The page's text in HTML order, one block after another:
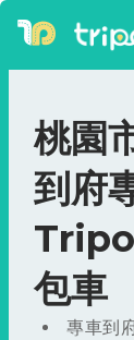
桃園
到府
包車
專車到